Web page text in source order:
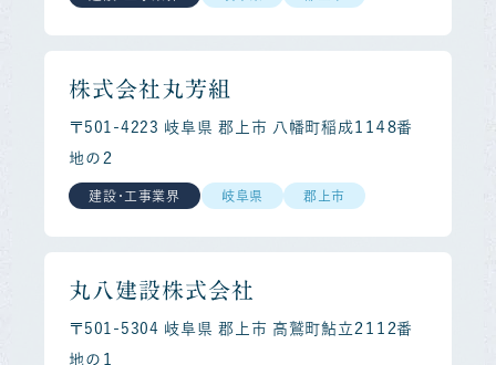
株式会社丸芳組
〒501-4223 岐阜県 郡上市 八幡町稲成１１４８番
地の２
建設・工事業界 岐阜県 郡上市
丸八建設株式会社
〒501-5304 岐阜県 郡上市 高鷲町鮎立２１１２番
地の１